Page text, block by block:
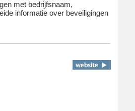
met bedrijfsnaam,
informatie over beveiligingen